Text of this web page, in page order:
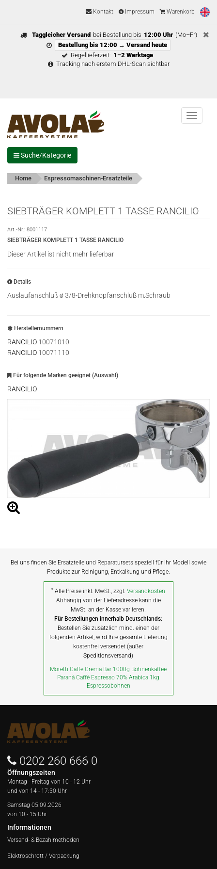
Kontakt Impressum Warenkorb
Taggleicher Versand bei Bestellung bis 12:00 Uhr (Mo–Fr)
Bestellung bis 12:00 → Versand heute
Regellieferzeit: 1–2 Werktage
Tracking nach erstem DHL-Scan sichtbar
Menu
Suche/Kategorie
Home Espressomaschinen-Ersatzteile
SIEBTRÄGER KOMPLETT 1 TASSE RANCILIO
Art.-Nr.: 8001117
SIEBTRÄGER KOMPLETT 1 TASSE RANCILIO
Dieser Artikel ist nicht mehr lieferbar
Details
Auslaufanschluß ø 3/8-Drehknopfanschluß m.Schraub
Herstellernummern
RANCILIO 10071010
RANCILIO 10071110
Für folgende Marken geeignet (Auswahl)
RANCILIO
Bei uns finden Sie Ersatzteile und Reparatursets speziell für Ihr Modell sowie
Produkte zur Reinigung, Entkalkung und Pflege.
* Alle Preise inkl. MwSt., zzgl.Versandkosten
Abhängig von der Lieferadresse kann die
MwSt. an der Kasse variieren.
Für Bestellungen innerhalb Deutschlands:
Bestellen Sie zusätzlich mind. einen der
folgenden Artikel, wird Ihre gesamte Lieferung
kostenfrei versendet (außer
Speditionsversand)
Moretti Caffe Crema Bar 1000g Bohnenkaffee
Paranà Caffè Espresso 70% Arabica 1kg
Espressobohnen
0202 260 666 0
Öffnungszeiten
Montag - Freitag von 10 - 12 Uhr
und von 14 - 17:30 Uhr
Samstag 05.09.2026
von 10 - 15 Uhr
Informationen
Versand- & Bezahlmethoden
Elektroschrott / Verpackung